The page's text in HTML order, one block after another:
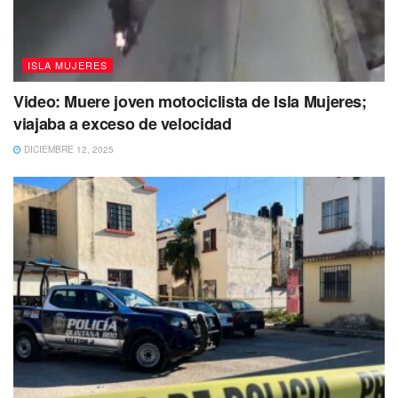
finales de los años 800 y principios de 900 d.C. En la
pieza aparecen dos jugadores, uno de ellos con un tocado
de plumas y el otro con uno de serpiente.
Beatriz Mendicuti Pérez, quien detalló que éste estaba en
posición invertida y a 58 centímetros de la superficie, lo
cual sugiere que formó parte del muro este del arco de
acceso de la Estructura 3C27 del conjunto Casa Colorada.
ISLA MUJERES
Video: Muere joven motociclista de Isla Mujeres;
viajaba a exceso de velocidad
DICIEMBRE 12, 2025